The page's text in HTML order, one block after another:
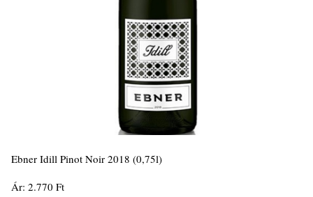
Ebner Idill Pinot Noir 2018 (0,75l)
Ár: 2.770 Ft